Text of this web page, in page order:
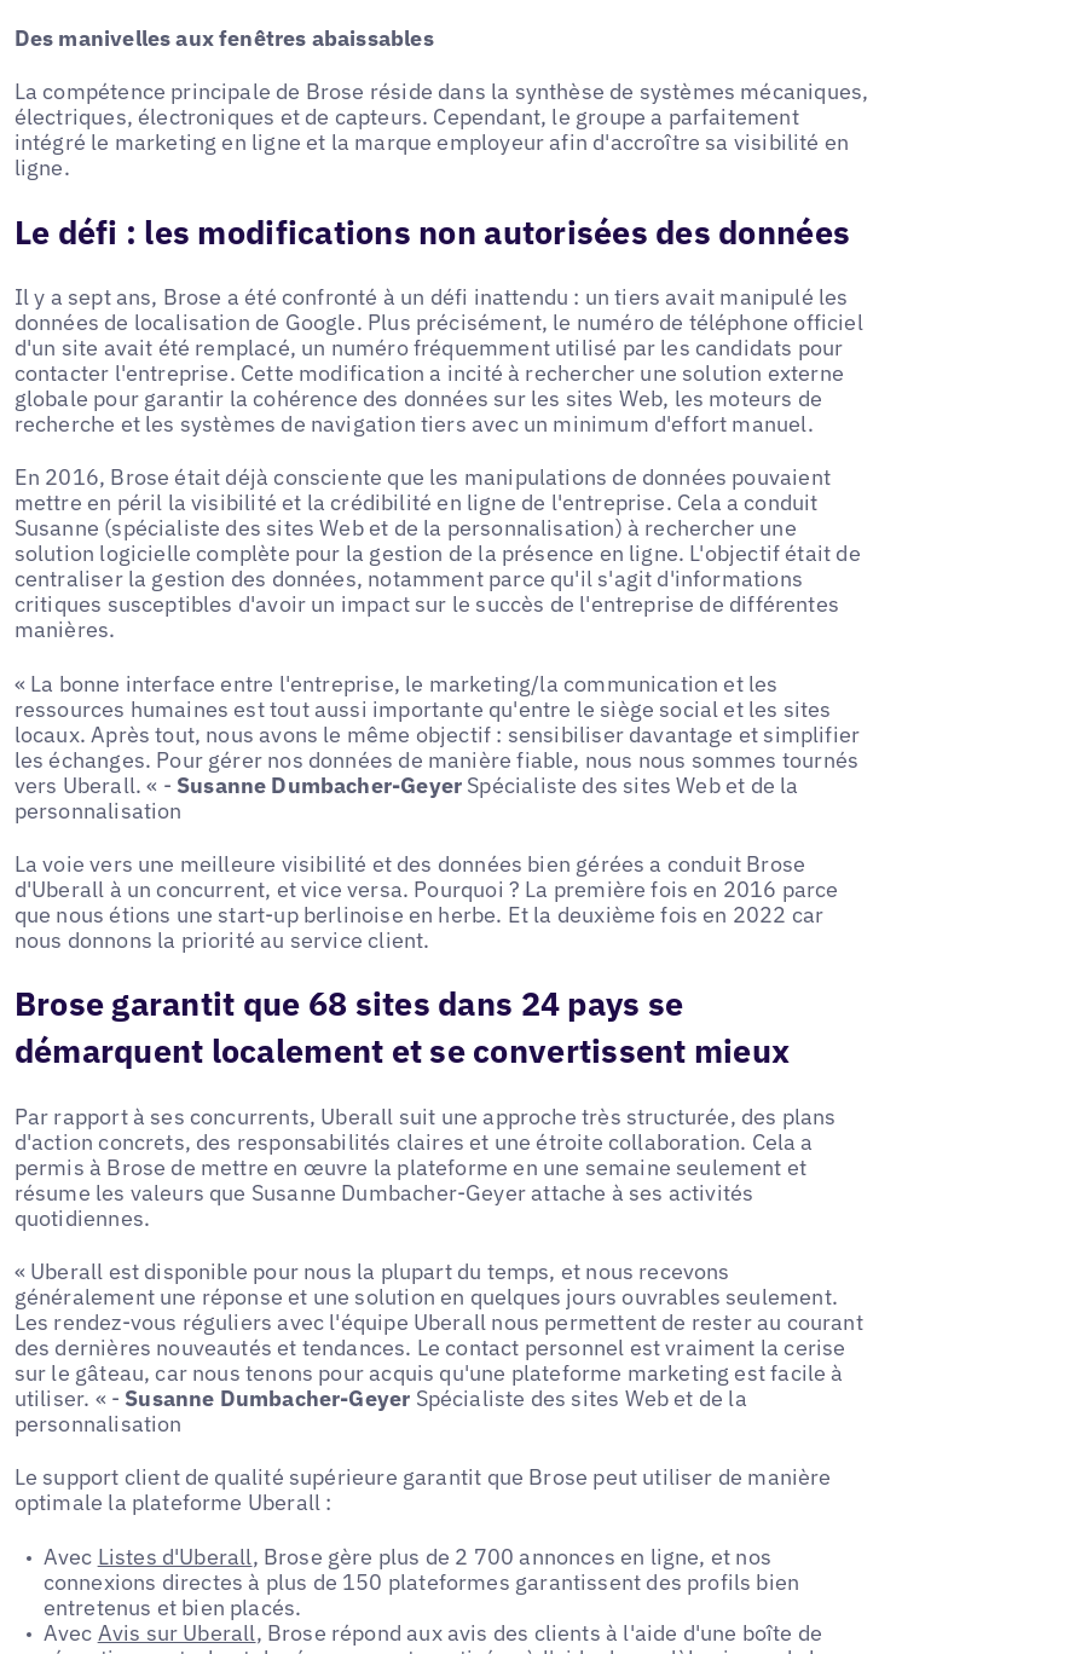
Des manivelles aux fenêtres abaissables
La compétence principale de Brose réside dans la synthèse de systèmes mécaniques,
électriques, électroniques et de capteurs. Cependant, le groupe a parfaitement
intégré le marketing en ligne et la marque employeur afin d'accroître sa visibilité en
ligne.
Le défi : les modifications non autorisées des données
Il y a sept ans, Brose a été confronté à un défi inattendu : un tiers avait manipulé les
données de localisation de Google. Plus précisément, le numéro de téléphone officiel
d'un site avait été remplacé, un numéro fréquemment utilisé par les candidats pour
contacter l'entreprise. Cette modification a incité à rechercher une solution externe
globale pour garantir la cohérence des données sur les sites Web, les moteurs de
recherche et les systèmes de navigation tiers avec un minimum d'effort manuel.
En 2016, Brose était déjà consciente que les manipulations de données pouvaient
mettre en péril la visibilité et la crédibilité en ligne de l'entreprise. Cela a conduit
Susanne (spécialiste des sites Web et de la personnalisation) à rechercher une
solution logicielle complète pour la gestion de la présence en ligne. L'objectif était de
centraliser la gestion des données, notamment parce qu'il s'agit d'informations
critiques susceptibles d'avoir un impact sur le succès de l'entreprise de différentes
manières.
« La bonne interface entre l'entreprise, le marketing/la communication et les
ressources humaines est tout aussi importante qu'entre le siège social et les sites
locaux. Après tout, nous avons le même objectif : sensibiliser davantage et simplifier
les échanges. Pour gérer nos données de manière fiable, nous nous sommes tournés
vers Uberall. « - Susanne Dumbacher-Geyer Spécialiste des sites Web et de la
personnalisation
La voie vers une meilleure visibilité et des données bien gérées a conduit Brose
d'Uberall à un concurrent, et vice versa. Pourquoi ? La première fois en 2016 parce
que nous étions une start-up berlinoise en herbe. Et la deuxième fois en 2022 car
nous donnons la priorité au service client.
Brose garantit que 68 sites dans 24 pays se
démarquent localement et se convertissent mieux
Par rapport à ses concurrents, Uberall suit une approche très structurée, des plans
d'action concrets, des responsabilités claires et une étroite collaboration. Cela a
permis à Brose de mettre en œuvre la plateforme en une semaine seulement et
résume les valeurs que Susanne Dumbacher-Geyer attache à ses activités
quotidiennes.
« Uberall est disponible pour nous la plupart du temps, et nous recevons
généralement une réponse et une solution en quelques jours ouvrables seulement.
Les rendez-vous réguliers avec l'équipe Uberall nous permettent de rester au courant
des dernières nouveautés et tendances. Le contact personnel est vraiment la cerise
sur le gâteau, car nous tenons pour acquis qu'une plateforme marketing est facile à
utiliser. « - Susanne Dumbacher-Geyer Spécialiste des sites Web et de la
personnalisation
Le support client de qualité supérieure garantit que Brose peut utiliser de manière
optimale la plateforme Uberall :
Avec Listes d'Uberall, Brose gère plus de 2 700 annonces en ligne, et nos
connexions directes à plus de 150 plateformes garantissent des profils bien
entretenus et bien placés.
Avec Avis sur Uberall, Brose répond aux avis des clients à l'aide d'une boîte de